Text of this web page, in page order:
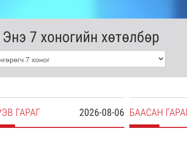
Энэ 7 хоногийн хөтөлбөр
2026-08-06
ГАРАГ БААСАН